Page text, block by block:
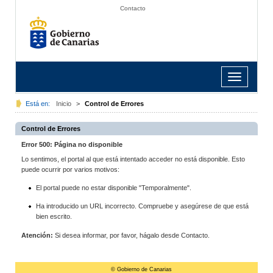
Contacto
Toggle
navigation
Está en: Inicio > Control de Errores
Control de Errores
Error 500: Página no disponible
Lo sentimos, el portal al que está intentado acceder no está disponible. Esto
puede ocurrir por varios motivos:
El portal puede no estar disponible "Temporalmente".
Ha introducido un URL incorrecto. Compruebe y asegúrese de que está
bien escrito.
Atención: Si desea informar, por favor, hágalo desde Contacto.
© Gobierno de Canarias